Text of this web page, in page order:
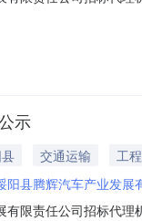
托的代理机构名称贵
示
交通运输
工程
阳县腾辉汽车产业发展
有限责任公司招标代